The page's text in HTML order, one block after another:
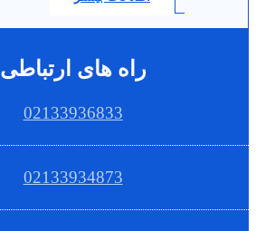
راه های ارتباطی
02133936833
02133934873